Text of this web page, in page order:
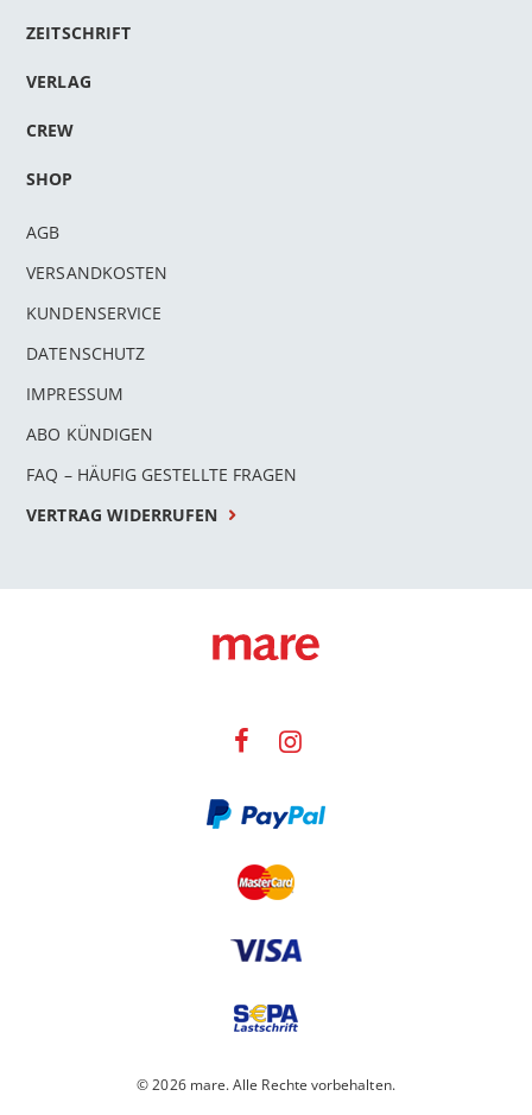
ZEITSCHRIFT
VERLAG
CREW
SHOP
AGB
VERSANDKOSTEN
KUNDENSERVICE
DATENSCHUTZ
IMPRESSUM
ABO KÜNDIGEN
FAQ – HÄUFIG GESTELLTE FRAGEN
VERTRAG WIDERRUFEN
© 2026 mare. Alle Rechte vorbehalten.